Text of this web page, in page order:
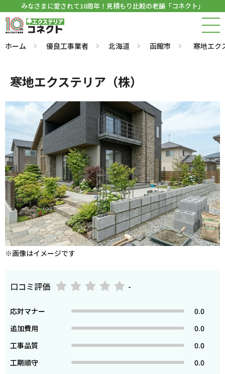
みなさまに愛されて10周年！見積もり比較の老舗「コネクト」
ホーム 優良工事業者 北海道 函館市 寒地エク
寒地エクステリア（株）
※画像はイメージです
口コミ評価 -
応対マナー
0.0
追加費用
0.0
工事品質
0.0
工期順守
0.0